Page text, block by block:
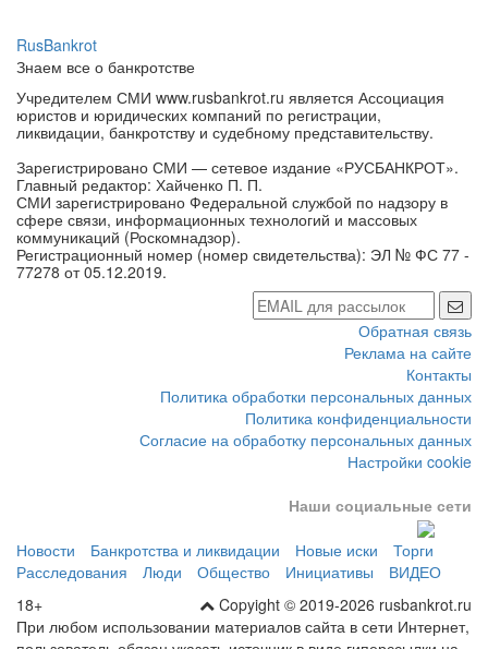
Знаем все о банкротстве
Учредителем СМИ www.rusbankrot.ru является Ассоциация
юристов и юридических компаний по регистрации,
ликвидации, банкротству и судебному представительству.
Зарегистрировано СМИ — сетевое издание «РУСБАНКРОТ».
Главный редактор: Хайченко П. П.
СМИ зарегистрировано Федеральной службой по надзору в
сфере связи, информационных технологий и массовых
коммуникаций (Роскомнадзор).
Регистрационный номер (номер свидетельства): ЭЛ № ФС 77 -
77278 от 05.12.2019.
Обратная связь
Реклама на сайте
Контакты
Политика обработки персональных данных
Политика конфиденциальности
Согласие на обработку персональных данных
Настройки cookie
Торги
Расследования
Люди Общество Инициативы
ВИДЕО
Copyight © 2019-2026 rusbankrot.ru
18+
При любом использовании материалов сайта в сети Интернет,
пользователь обязан указать источник в виде гиперссылки на